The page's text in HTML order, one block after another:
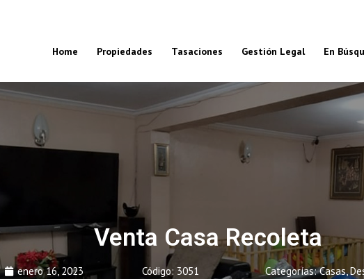
Home Propiedades Tasaciones Gestión Legal En
Venta Casa Recoleta
enero 16, 2023 Código: 3051 Categorías:Casas,